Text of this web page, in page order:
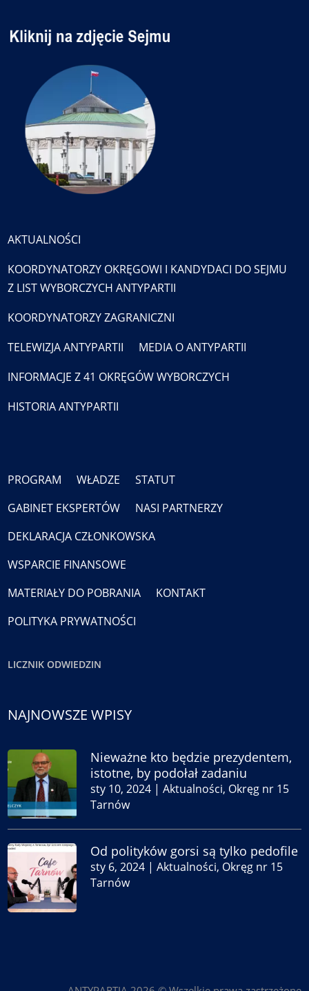
AKTUALNOŚCI
KOORDYNATORZY OKRĘGOWI I KANDYDACI DO SEJMU
Z LIST WYBORCZYCH ANTYPARTII
KOORDYNATORZY ZAGRANICZNI
TELEWIZJA ANTYPARTII
MEDIA O ANTYPARTII
INFORMACJE Z 41 OKRĘGÓW WYBORCZYCH
HISTORIA ANTYPARTII
PROGRAM WŁADZE
STATUT
GABINET EKSPERTÓW
NASI PARTNERZY
DEKLARACJA CZŁONKOWSKA
WSPARCIE FINANSOWE
MATERIAŁY DO POBRANIA
KONTAKT
POLITYKA PRYWATNOŚCI
LICZNIK ODWIEDZIN
NAJNOWSZE WPISY
Nieważne kto będzie prezydentem,
istotne, by podołał zadaniu
sty 10, 2024 |Aktualności, Okręg nr 15
Tarnów
Od polityków gorsi są tylko pedofile
sty 6, 2024 |Aktualności, Okręg nr 15
Tarnów